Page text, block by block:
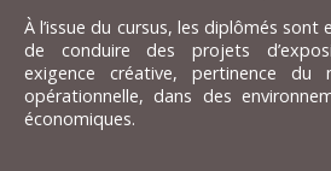
À l’issue du cursus, les diplômés sont
de conduire des projets
exigence créative, pertinence du
opérationnelle, dans des
économiques.